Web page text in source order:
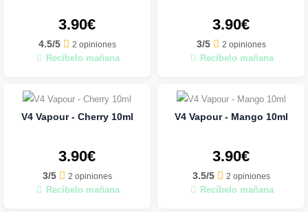
3.90€
4.5/5 2 opiniones
Recíbelo mañana
3.90€
3/5 2 opiniones
Recíbelo mañana
V4 Vapour - Cherry 10ml
3.90€
3/5 2 opiniones
Recíbelo mañana
V4 Vapour - Mango 10ml
3.90€
3.5/5 2 opiniones
Recíbelo mañana